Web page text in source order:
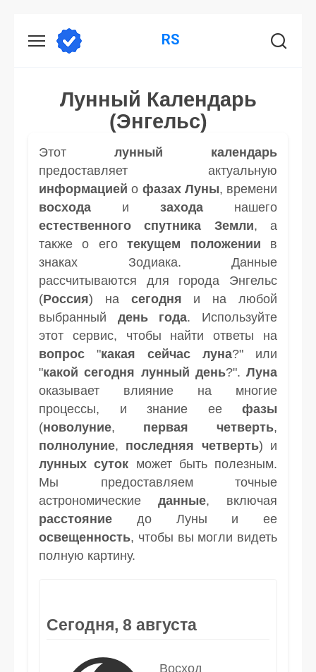
RS
Лунный Календарь
(Энгельс)
Этот лунный календарь
предоставляет актуальную
информацией о фазах Луны, времени
восхода и захода нашего
естественного спутника
Земли, а
также о еготекущем положении в
знаках Зодиака. Данные
рассчитываются для города Энгельс
(Россия) на сегодня и на любой
выбранный день года. Используйте
этот сервис, чтобы найти ответы на
вопрос "какая сейчас луна?" или
"какой сегодня лунный день?". Луна
оказывает влияние на многие
процессы, и знание ее фазы
(новолуние, первая четверть,
полнолуние, последняя четверть) и
лунных суток может быть полезным.
Мы предоставляем точные
астрономические данные, включая
расстояние до Луны и ее
освещенность, чтобы вы могли видеть
полную картину.
Сегодня, 8 августа
Восход